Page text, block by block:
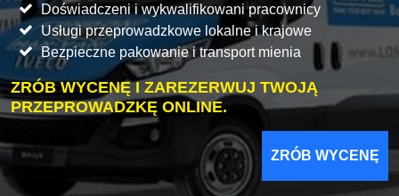
Doświadczeni i wykwalifikowani pracownicy
Usługi przeprowadzkowe lokalne i krajowe
Bezpieczne pakowanie i transport mienia
ZRÓB WYCENĘ I ZAREZERWUJ TWOJĄ
PRZEPROWADZKĘ ONLINE.
ZRÓB WYCENĘ